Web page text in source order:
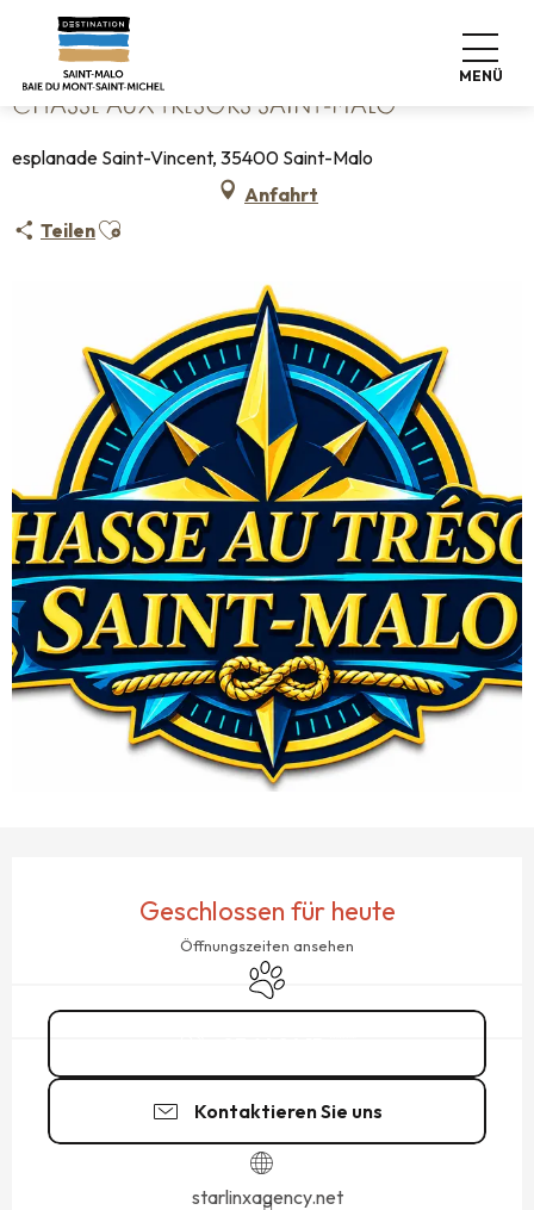
contenu
principal
MENÜ
Startseite
CHASSE AUX TRÉSORS SAINT-MALO
esplanade Saint-Vincent, 35400 Saint-Malo
Anfahrt
TeilenAjouter aux favoris
Geschlossen für heute
Öffnungszeiten ansehen
Tiere erlaubt
Kontaktieren Sie uns
starlinxagency.net